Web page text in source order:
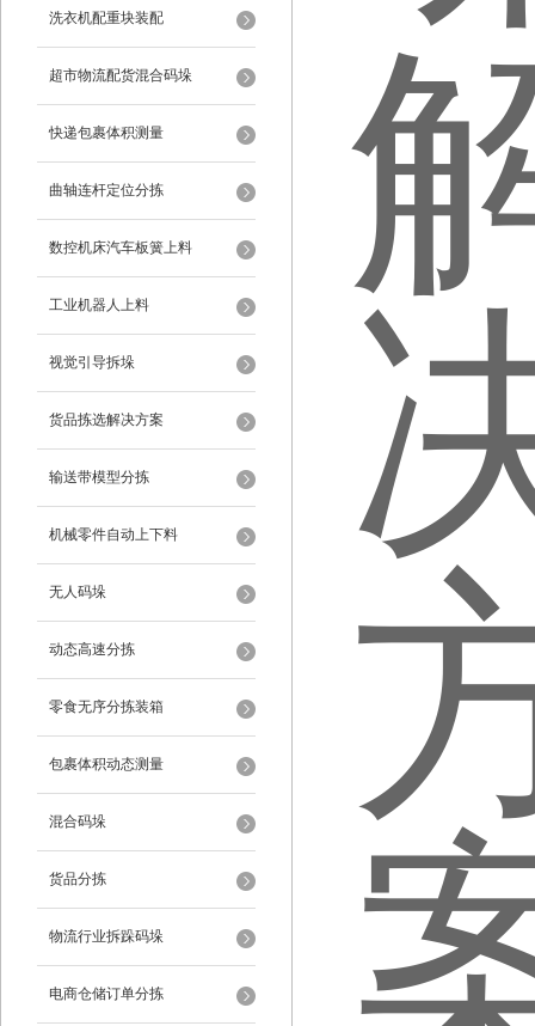
洗衣机配重块装配
超市物流配货混合码垛
快递包裹体积测量
曲轴连杆定位分拣
数控机床汽车板簧上料
工业机器人上料
视觉引导拆垛
货品拣选解决方案
输送带模型分拣
机械零件自动上下料
无人码垛
动态高速分拣
零食无序分拣装箱
包裹体积动态测量
混合码垛
货品分拣
物流行业拆跺码垛
电商仓储订单分拣